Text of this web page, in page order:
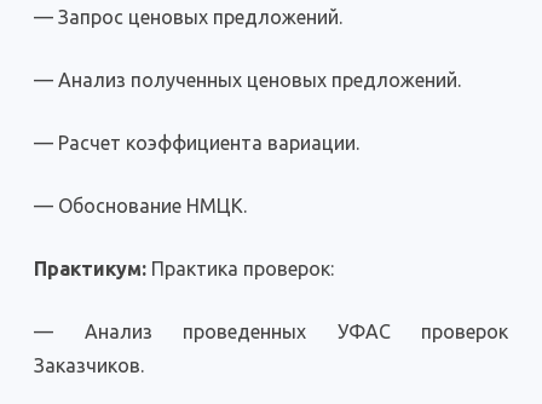
— Запрос ценовых предложений.
— Анализ полученных ценовых предложений.
— Расчет коэффициента вариации.
— Обоснование НМЦК.
Практикум: Практика проверок:
— Анализ проведенных УФАС проверок
Заказчиков.